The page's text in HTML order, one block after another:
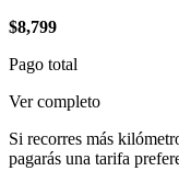
$8,799
Pago total
Ver completo
Si recorres más
pagarás una tarifa